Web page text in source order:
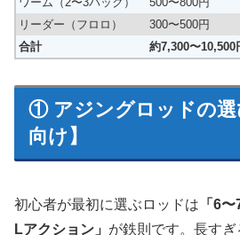
リーダー（フロロ）
300〜500円
合計
約7,300〜10,500
① アジングロッドの選
向け】
初心者が最初に選ぶロッドは 「6
Lアクション」 が鉄則です。長す